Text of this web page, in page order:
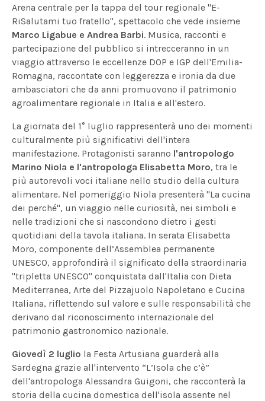
Arena centrale per la tappa del tour regionale "E-
RiSalutami tuo fratello", spettacolo che vede insieme
Marco Ligabue e Andrea Barbi. Musica, racconti e
partecipazione del pubblico si intrecceranno in un
viaggio attraverso le eccellenze DOP e IGP dell'Emilia-
Romagna, raccontate con leggerezza e ironia da due
ambasciatori che da anni promuovono il patrimonio
agroalimentare regionale in Italia e all'estero.
La giornata del 1° luglio rappresenterà uno dei momenti
culturalmente più significativi dell'intera
manifestazione. Protagonisti saranno l'antropologo
Marino Niola e l'antropologa Elisabetta Moro, tra le
più autorevoli voci italiane nello studio della cultura
alimentare. Nel pomeriggio Niola presenterà "La cucina
dei perché", un viaggio nelle curiosità, nei simboli e
nelle tradizioni che si nascondono dietro i gesti
quotidiani della tavola italiana. In serata Elisabetta
Moro, componente dell’Assemblea permanente
UNESCO, approfondirà il significato della straordinaria
"tripletta UNESCO" conquistata dall'Italia con Dieta
Mediterranea, Arte del Pizzajuolo Napoletano e Cucina
Italiana, riflettendo sul valore e sulle responsabilità che
derivano dal riconoscimento internazionale del
patrimonio gastronomico nazionale.
Giovedì 2 luglio la Festa Artusiana guarderà alla
Sardegna grazie all'intervento “L’Isola che c’è”
dell'antropologa Alessandra Guigoni, che racconterà la
storia della cucina domestica dell'isola assente nel